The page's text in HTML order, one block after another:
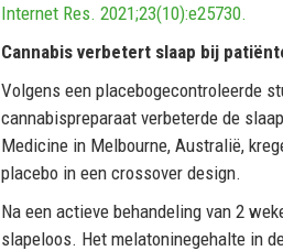
Internet Res. 2021;23(10):e25730.
Cannabis verbetert slaap bij
Volgens een placebogecontroleerde
cannabispreparaat verbeterde de
Medicine in Melbourne, Australië,
placebo in een crossover design.
Na een actieve behandeling van 2
slapeloos. Het melatoninegehalte in